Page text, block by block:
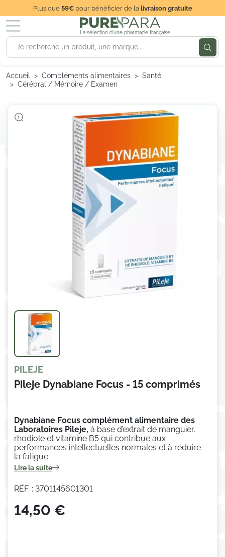
Plus que59€pour bénéficier de lalivraison gratuite
La sélection d'une pharmacie française
Accueil Compléments alimentaires
Santé
Cérébral / Mémoire / Examen
PILEJE
Pileje Dynabiane Focus - 15 comprimés
Dynabiane Focus complément alimentairedes
Laboratoires Pileje, à base d’extrait de manguier,
rhodiole et vitamine B5 qui contribue aux
performances intellectuelles normales et à réduire
la fatigue.
Lire la suite
RÉF. : 3701145601301
14,50 €